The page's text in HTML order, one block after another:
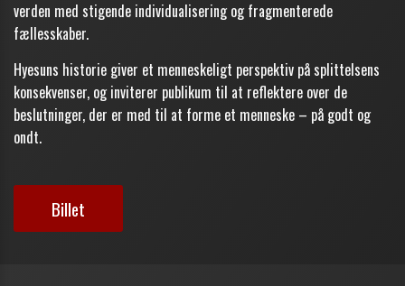
verden med stigende individualisering og fragmenterede
fællesskaber.
Hyesuns historie giver et menneskeligt perspektiv på splittelsens
konsekvenser, og inviterer publikum til at reflektere over de
beslutninger, der er med til at forme et menneske – på godt og
ondt.
Billet